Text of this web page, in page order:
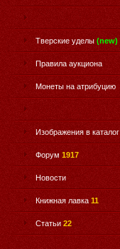
Тверские уделы (new)
Правила аукциона
Монеты на атрибуцию
Изображения в каталог
Форум 1917
Новости
Книжная лавка 11
Статьи 22